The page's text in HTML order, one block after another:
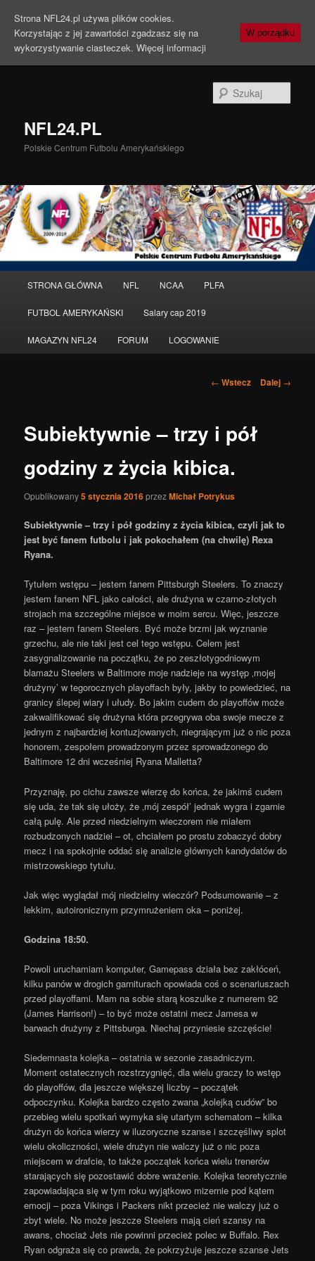
NFL24.PL
Polskie Centrum Futbolu Amerykańskiego
główne
Przeskocz
do
tekstu
STRONA GŁÓWNA NFL NCAA PLFA
FUTBOL AMERYKAŃSKI Salary cap 2019
MAGAZYN NFL24 FORUM LOGOWANIE
Nawigacja
← Wstecz Dalej →
Subiektywnie – trzy i pół
godziny z życia kibica.
Opublikowany5 stycznia 2016przezMichał Potrykus
Subiektywnie – trzy i pół godziny z życia kibica, czyli jak to
jest być fanem futbolu i jak pokochałem (na chwilę) Rexa
Ryana.
Tytułem wstępu – jestem fanem Pittsburgh Steelers. To znaczy
jestem fanem NFL jako całości, ale drużyna w czarno-złotych
strojach ma szczególne miejsce w moim sercu. Więc, jeszcze
raz – jestem fanem Steelers. Być może brzmi jak wyznanie
grzechu, ale nie taki jest cel tego wstępu. Celem jest
zasygnalizowanie na początku, że po zeszłotygodniowym
blamażu Steelers w Baltimore moje nadzieje na występ ‚mojej
drużyny’ w tegorocznych playoffach były, jakby to powiedzieć, na
granicy ślepej wiary i ułudy. Bo jakim cudem do playoffów może
zakwalifikować się drużyna która przegrywa oba swoje mecze z
jednym z najbardziej kontuzjowanych, niegrającym już o nic poza
honorem, zespołem prowadzonym przez sprowadzonego do
Baltimore 12 dni wcześniej Ryana Malletta?
Przyznaję, po cichu zawsze wierzę do końca, że jakimś cudem
się uda, że tak się ułoży, że ‚mój zespół’ jednak wygra i zgarnie
całą pulę. Ale przed niedzielnym wieczorem nie miałem
rozbudzonych nadziei – ot, chciałem po prostu zobaczyć dobry
mecz i na spokojnie oddać się analizie głównych kandydatów do
mistrzowskiego tytułu.
Jak więc wyglądał mój niedzielny wieczór? Podsumowanie – z
lekkim, autoironicznym przymrużeniem oka – poniżej.
Godzina 18:50.
Powoli uruchamiam komputer, Gamepass działa bez zakłóceń,
kilku panów w drogich garniturach opowiada coś o scenariuszach
przed playoffami. Mam na sobie starą koszulke z numerem 92
(James Harrison!) – to być może ostatni mecz Jamesa w
barwach drużyny z Pittsburga. Niechaj przyniesie szczęście!
Siedemnasta kolejka – ostatnia w sezonie zasadniczym.
Moment ostatecznych rozstrzygnięć, dla wielu graczy to wstęp
do playoffów, dla jeszcze większej liczby – początek
odpoczynku. Kolejka bardzo często zwana „kolejką cudów” bo
przebieg wielu spotkań wymyka się utartym schematom – kilka
drużyn do końca wierzy w iluzoryczne szanse i szczęśliwy splot
wielu okoliczności, wiele drużyn nie walczy już o nic poza
miejscem w drafcie, to także początek końca wielu trenerów
starających się pozostawić dobre wrażenie. Kolejka teoretycznie
zapowiadająca się w tym roku wyjątkowo mizernie pod kątem
emocji – poza Vikings i Packers nikt przecież nie walczy już o
zbyt wiele. No może jeszcze Steelers mają cień szansy na
awans, chociaż Jets nie powinni przecież polec w Buffalo. Rex
Ryan odgraża się co prawda, że pokrzyżuje jeszcze szanse Jets
Strona NFL24.pl używa plików cookies.
Korzystając z jej zawartości zgadzasz się na
wykorzystywanie ciasteczek. Więcej informacji
W porządku